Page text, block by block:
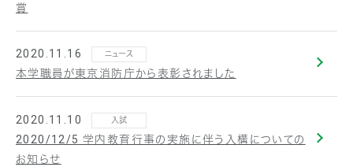
賞
2020.11.16 ニュース
本学職員が東京消防庁から表彰されました
2020.11.10 入試
2020/12/5 学内教育行事の実施に伴う入構についての
お知らせ